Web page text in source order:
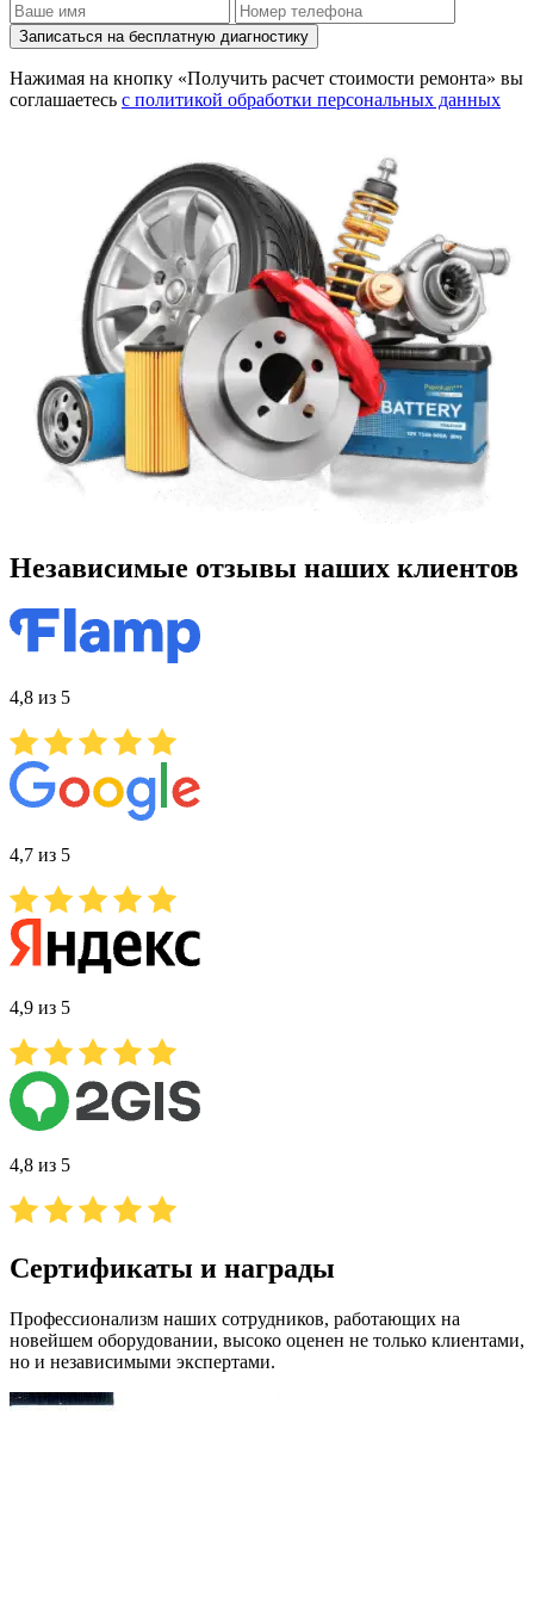
Записаться на бесплатную диагностику
Нажимая на кнопку «Получить расчет стоимости ремонта» вы
соглашаетесь с политикой обработки персональных данных
Независимые отзывы наших клиентов
4,8 из 5
4,7 из 5
4,9 из 5
4,8 из 5
Сертификаты и награды
Профессионализм наших сотрудников, работающих на
новейшем оборудовании, высоко оценен не только клиентами,
но и независимыми экспертами.